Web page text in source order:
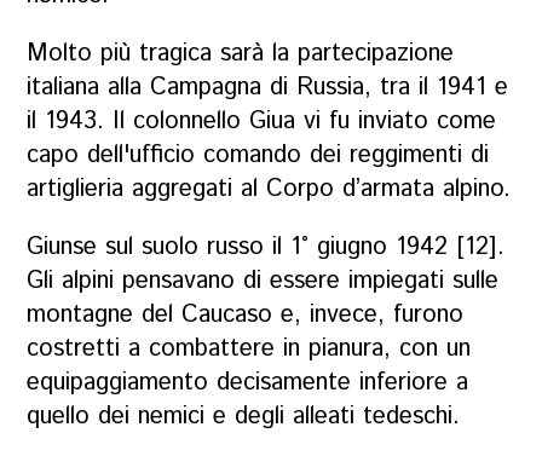
Molto più tragica sarà la partecipazione
italiana alla Campagna di Russia, tra il 1941 e
il 1943. Il colonnello Giua vi fu inviato come
capo dell'ufficio comando dei reggimenti di
artiglieria aggregati al Corpo d’armata alpino.
Giunse sul suolo russo il 1° giugno 1942 [12].
Gli alpini pensavano di essere impiegati sulle
montagne del Caucaso e, invece, furono
costretti a combattere in pianura, con un
equipaggiamento decisamente inferiore a
quello dei nemici e degli alleati tedeschi.